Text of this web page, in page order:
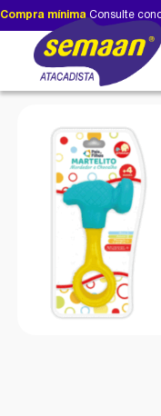
Compra mínima Consulte